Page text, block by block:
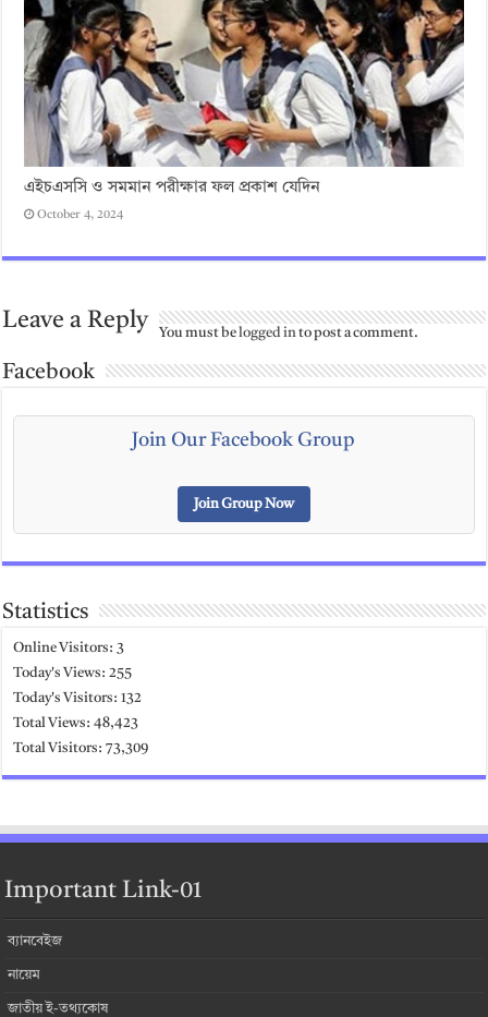
এইচএসসি ও সমমান পরীক্ষার ফল প্রকাশ যেদিন
October 4, 2024
Leave a Reply
You must belogged into post a comment.
Facebook
Join Our Facebook Group
Join Group Now
Statistics
Online Visitors: 3
Today's Views:255
Today's Visitors:132
Total Views:48,423
Total Visitors:73,309
Important Link-01
ব্যানবেইজ
নায়েম
জাতীয় ই-তথ্যকোষ